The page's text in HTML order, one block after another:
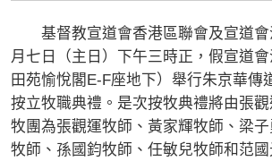
基督教宣道會香港區聯會及宣道會
月七日（主日）下午三時正，假宣道
田苑愉悅閣E-F座地下）舉行朱京華傳
按立牧職典禮。是次按牧典禮將由張
牧團為張觀運牧師、黃家輝牧師、梁
牧師、孫國鈞牧師、任敏兒牧師和范